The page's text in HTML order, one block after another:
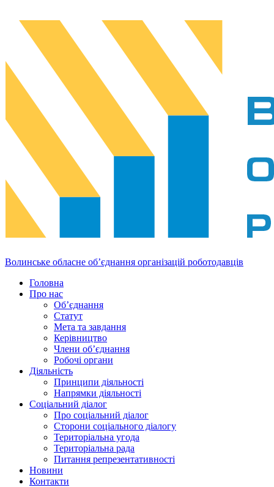
Волинське обласне об’єднання організацій роботодавців
Головна
Про нас
Об’єднання
Статут
Мета та завдання
Керівництво
Члени об’єднання
Робочі органи
Діяльність
Принципи діяльності
Напрямки діяльності
Соціальний діалог
Про соціальний діалог
Сторони соціального діалогу
Територіальна угода
Територіальна рада
Питання репрезентативності
Новини
Контакти